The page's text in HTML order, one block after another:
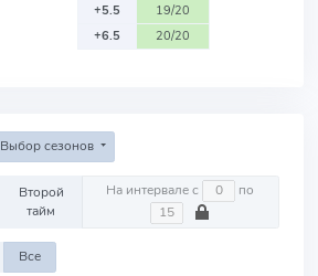
+5.5
19/20
+6.5
20/20
Выбор сезонов
Второй
тайм
На интервале с по
Все